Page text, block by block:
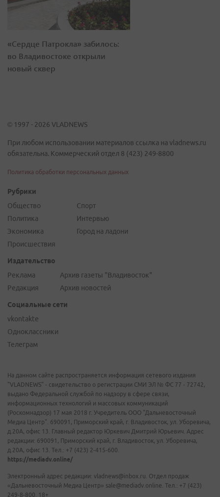
«Сердце Патрокла» забилось:
во Владивостоке открыли
новый сквер
© 1997 - 2026 VLADNEWS
При любом использовании материалов ссылка на vladnews.ru
обязательна. Коммерческий отдел 8 (423) 249-8800
Политика обработки персональных данных
Рубрики
Общество
Политика
Экономика
Происшествия
Спорт
Интервью
Город на ладони
Издательство
Реклама
Редакция
Архив газеты "Владивосток"
Архив новостей
Социальные сети
vkontakte
Одноклассники
Телеграм
На данном сайте распространяется информация сетевого издания
"VLADNEWS" - свидетельство о регистрации СМИ ЭЛ № ФС 77 - 72742,
выдано Федеральной службой по надзору в сфере связи,
информационных технологий и массовых коммуникаций
(Роскомнадзор) 17 мая 2018 г. Учредитель ООО "Дальневосточный
Медиа Центр". 690091, Приморский край, г. Владивосток, ул. Уборевича,
д.20А, офис 13. Главный редактор Юркевич Дмитрий Юрьевич. Адрес
редакции: 690091, Приморский край, г. Владивосток, ул. Уборевича,
д.20А, офис 13. Тел.: +7 (423) 2-415-600.
https://mediadv.online/
Электронный адрес редакции: vladnews@inbox.ru. Отдел продаж
«Дальневосточный Медиа Центр» sale@mediadv.online. Тел.: +7 (423)
249-8-800. 18+